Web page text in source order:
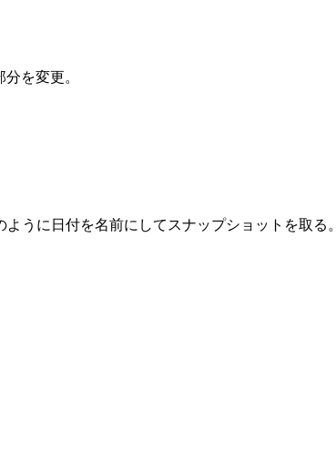
を変更。
ように日付を名前にしてスナップショットを取る。